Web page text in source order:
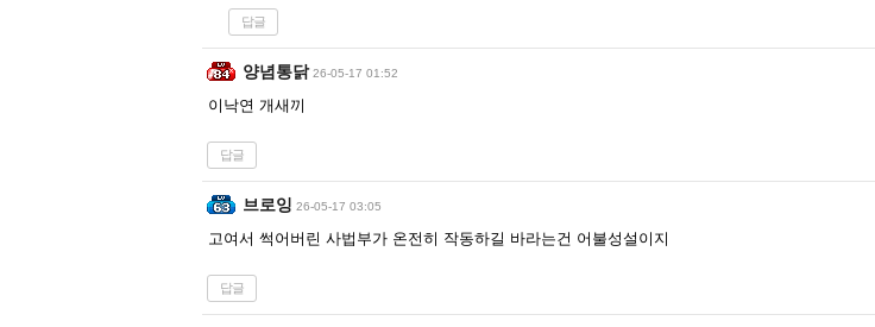
답글
양념통닭 26-05-17 01:52
이낙연 개새끼
답글
브로잉 26-05-17 03:05
고여서 썩어버린 사법부가 온전히 작동하길 바라는건 어불성설이지
답글